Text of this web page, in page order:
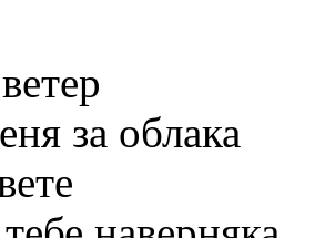
за облака